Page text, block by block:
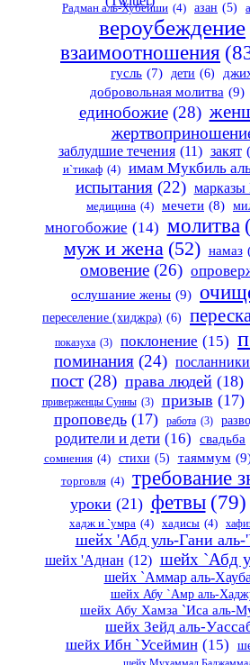
Радман аль-Хубейши (4) азан (5)
вероубеждение
взаимоотношения
гусль (7) дети (6)
добровольная молитва (9)
единобожие (28)
заблудшие течения (11) закят
и`тикаф (4) имам Мукбиль
испытания (22) марказы
медицина (4) мечети (8)
многобожие (14) молитва
муж и жена (52) намаз
омовение (26)
ослушание жены (9)
переселение (хиджра) (6)
показуха (3) поклонение (15)
поминания (24)
пост (28) права людей (18)
приверженцы Сунны (3) призыв (17)
проповедь (17) работа (3)
родители и дети (16) свадьба
сомнения (4) стихи (5) таяммум
торговля (4) требование
уроки (21) фетвы (79)
хадж и `умра (4) хадисы (4)
шейх 'Абд уль-Гани аль-
шейх 'Аднан (12) шейх `Абд
шейх `Аммар аль-
шейх Абу `Амр аль-
шейх Абу Хамза `Иса аль-
шейх Зейд аль-
шейх Ибн `Усеймин (15)